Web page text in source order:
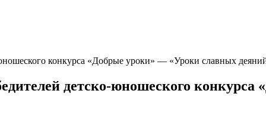
конкурса «Добрые уроки» — «Уроки славных
детско-юношеского